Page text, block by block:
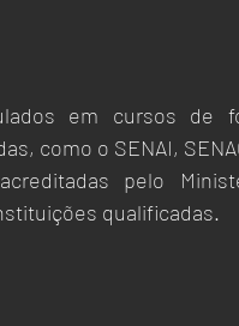
em cursos de
como o SENAI,
pelo
qualificadas.